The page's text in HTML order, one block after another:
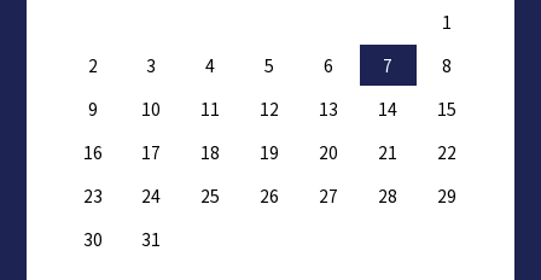
1
2
3 4 5 6 7
8
9
10 11 12 13 14
15
16
17 18 19 20 21
22
23
24 25 26 27 28
29
30
31